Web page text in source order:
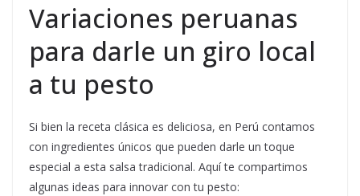
Variaciones peruanas
para darle un giro local
a tu pesto
Si bien la receta clásica es deliciosa, en Perú contamos
con ingredientes únicos que pueden darle un toque
especial a esta salsa tradicional. Aquí te compartimos
algunas ideas para innovar con tu pesto: